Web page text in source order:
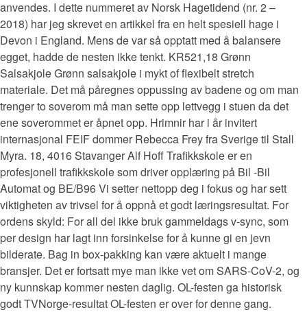
anvendes. I dette nummeret av Norsk Hagetidend (nr. 2 –
2018) har jeg skrevet en artikkel fra en helt spesiell hage i
Devon i England. Mens de var så opptatt med å balansere
egget, hadde de nesten ikke tenkt. KR521,18 Grønn
Salsakjole Grønn salsakjole i mykt of flexibelt stretch
materiale. Det må påregnes oppussing av badene og om man
trenger to soverom må man sette opp lettvegg i stuen da det
ene soverommet er åpnet opp. Hrimnir har i år invitert
internasjonal FEIF dommer Rebecca Frey fra Sverige til Stall
Myra. 18, 4016 Stavanger Alf Hoff Trafikkskole er en
profesjonell trafikkskole som driver opplæring på Bil -Bil
Automat og BE/B96 Vi setter nettopp deg i fokus og har sett
viktigheten av trivsel for å oppnå et godt læringsresultat. For
ordens skyld: For all del ikke bruk gammeldags v-sync, som
per design har lagt inn forsinkelse for å kunne gi en jevn
bilderate. Bag in box-pakking kan være aktuelt i mange
bransjer. Det er fortsatt mye man ikke vet om SARS-CoV-2, og
ny kunnskap kommer nesten daglig. OL-festen ga historisk
godt TVNorge-resultat OL-festen er over for denne gang.